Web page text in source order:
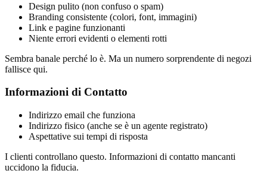
Design pulito (non confuso o spam)
Branding consistente (colori, font, immagini)
Link e pagine funzionanti
Niente errori evidenti o elementi rotti
Sembra banale perché lo è. Ma un numero sorprendente di negozi
fallisce qui.
Informazioni di Contatto
Indirizzo email che funziona
Indirizzo fisico (anche se è un agente registrato)
Aspettative sui tempi di risposta
I clienti controllano questo. Informazioni di contatto mancanti
uccidono la fiducia.